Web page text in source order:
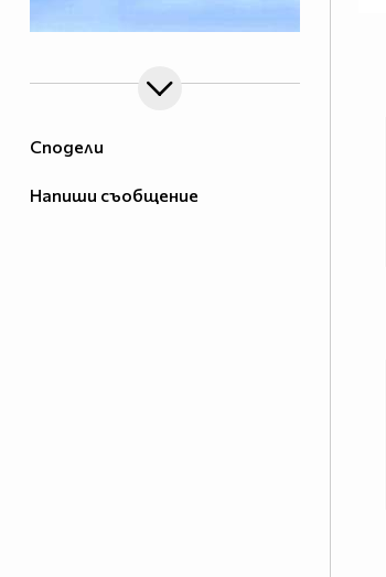
Сподели
Напиши съобщение